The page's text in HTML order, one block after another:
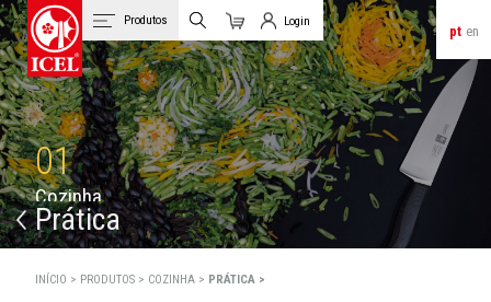
pt en
Produtos
Carrinho
Login
Login de Clientes
01
Cozinha
Prática
INÍCIO > PRODUTOS > COZINHA > PRÁTICA >